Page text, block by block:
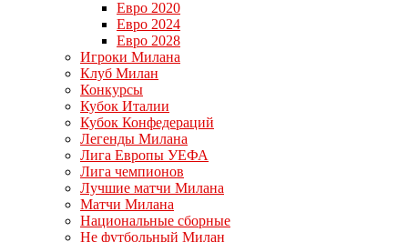
Евро 2020
Евро 2024
Евро 2028
Игроки Милана
Клуб Милан
Конкурсы
Кубок Италии
Кубок Конфедераций
Легенды Милана
Лига Европы УЕФА
Лига чемпионов
Лучшие матчи Милана
Матчи Милана
Национальные сборные
Не футбольный Милан